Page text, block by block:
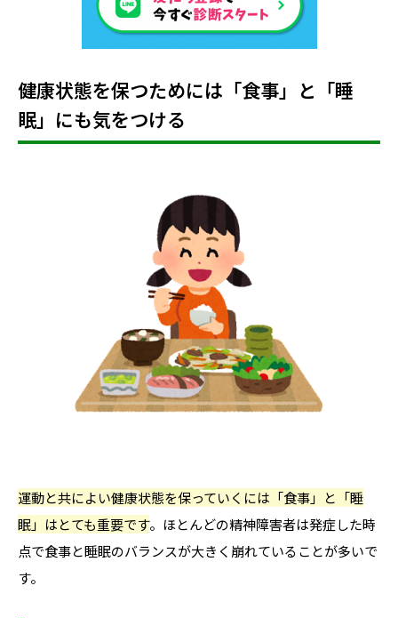
健康状態を保つためには「食事」と「睡
眠」にも気をつける
運動と共によい健康状態を保っていくには「食事」と「睡
眠」はとても重要です。ほとんどの精神障害者は発症した時
点で食事と睡眠のバランスが大きく崩れていることが多いで
す。